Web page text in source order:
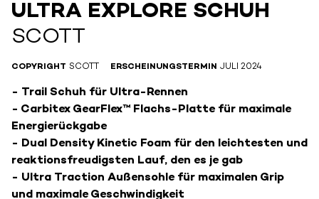
ULTRA EXPLORE SCHUH
SCOTT
COPYRIGHT SCOTT ERSCHEINUNGSTERMIN JULI 2024
- Trail Schuh für Ultra-Rennen
- Carbitex GearFlex™ Flachs-Platte für maximale
Energierückgabe
- Dual Density Kinetic Foam für den leichtesten und
reaktionsfreudigsten Lauf, den es je gab
- Ultra Traction Außensohle für maximalen Grip
und maximale Geschwindigkeit